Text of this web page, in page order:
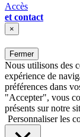
Accès
et contact
×
Fermer
Nous utilisons des
expérience de
préférences dans
"Accepter", vous
présents sur notre
Personnaliser les